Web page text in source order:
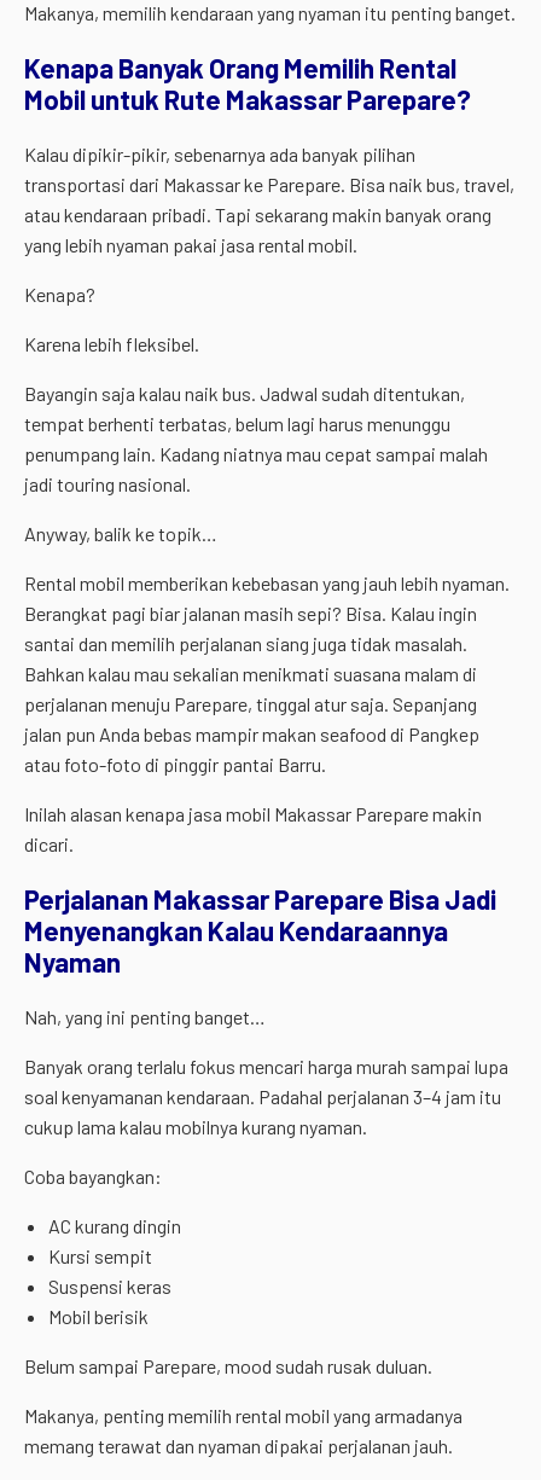
Makanya, memilih kendaraan yang nyaman itu penting banget.
Kenapa Banyak Orang Memilih Rental
Mobil untuk Rute Makassar Parepare?
Kalau dipikir-pikir, sebenarnya ada banyak pilihan
transportasi dari Makassar ke Parepare. Bisa naik bus, travel,
atau kendaraan pribadi. Tapi sekarang makin banyak orang
yang lebih nyaman pakai jasa rental mobil.
Kenapa?
Karena lebih fleksibel.
Bayangin saja kalau naik bus. Jadwal sudah ditentukan,
tempat berhenti terbatas, belum lagi harus menunggu
penumpang lain. Kadang niatnya mau cepat sampai malah
jadi touring nasional.
Anyway, balik ke topik…
Rental mobil memberikan kebebasan yang jauh lebih nyaman.
Berangkat pagi biar jalanan masih sepi? Bisa. Kalau ingin
santai dan memilih perjalanan siang juga tidak masalah.
Bahkan kalau mau sekalian menikmati suasana malam di
perjalanan menuju Parepare, tinggal atur saja. Sepanjang
jalan pun Anda bebas mampir makan seafood di Pangkep
atau foto-foto di pinggir pantai Barru.
Inilah alasan kenapa jasa mobil Makassar Parepare makin
dicari.
Perjalanan Makassar Parepare Bisa Jadi
Menyenangkan Kalau Kendaraannya
Nyaman
Nah, yang ini penting banget…
Banyak orang terlalu fokus mencari harga murah sampai lupa
soal kenyamanan kendaraan. Padahal perjalanan 3–4 jam itu
cukup lama kalau mobilnya kurang nyaman.
Coba bayangkan:
AC kurang dingin
Kursi sempit
Suspensi keras
Mobil berisik
Belum sampai Parepare, mood sudah rusak duluan.
Makanya, penting memilih rental mobil yang armadanya
memang terawat dan nyaman dipakai perjalanan jauh.